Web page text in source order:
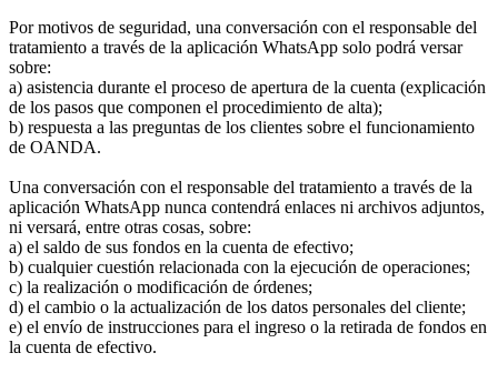
Por motivos de seguridad, una conversación con el responsable del
tratamiento a través de la aplicación WhatsApp solo podrá versar
sobre:
a) asistencia durante el proceso de apertura de la cuenta (explicación
de los pasos que componen el procedimiento de alta);
b) respuesta a las preguntas de los clientes sobre el funcionamiento
de OANDA.
Una conversación con el responsable del tratamiento a través de la
aplicación WhatsApp nunca contendrá enlaces ni archivos adjuntos,
ni versará, entre otras cosas, sobre:
a) el saldo de sus fondos en la cuenta de efectivo;
b) cualquier cuestión relacionada con la ejecución de operaciones;
c) la realización o modificación de órdenes;
d) el cambio o la actualización de los datos personales del cliente;
e) el envío de instrucciones para el ingreso o la retirada de fondos en
la cuenta de efectivo.